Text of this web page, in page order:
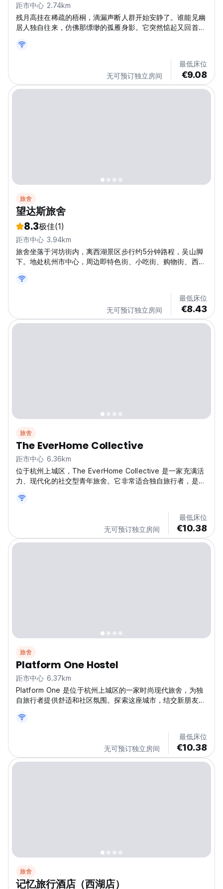
距市中心 2.74km
残月高挂在稀疏的梧桐，滴漏声断人群开始安静了。谁能见幽
居人独自往来，仿佛那缥缈的孤雁身影。它突然惦起又回首匆
到寂寞的沙洲甘愿受苦。但愿拣枝而栖，心有所安。
无可预订独立房间
最低床位
€9.08
旅舍
望达斯旅舍
8.3极佳(1)
距市中心 3.94km
旅舍坐落于河坊街内，离西湖景区步行约5分钟路程，吴山脚
下。地处杭州市中心，周边即特色街、小吃街、购物街、西湖
号线定安路C出口、地铁7号线吴山广场站C出口，吴山广场公
交站、吴山广场东公交站不远，交通便利。旅舍为杭州数一数
二的大规模青旅，各类设施一应俱全，客房均配备乳胶床垫、
空气净化器，是一家以清新简约风格为主题的特色精品青旅，
并坚持以日式的舒适干净整洁作为标准，能满足您游玩、出
无可预订独立房间
最低床位
€8.43
旅舍
The EverHome Collective
距市中心 6.36km
位于杭州上城区，The EverHome Collective 是一家充满活
力、现代化的社交型青年旅舍。它非常适合独自旅行者，是杭
(Auto-translated from original language)
无可预订独立房间
最低床位
€10.38
旅舍
Platform One Hostel
距市中心 6.37km
Platform One 是位于杭州上城区的一家时尚现代旅舍，为独
自旅行者提供舒适和社区氛围。探索这座城市，结交新朋友！
from original language)
无可预订独立房间
最低床位
€10.38
旅舍
记忆旅行酒店（西湖店）